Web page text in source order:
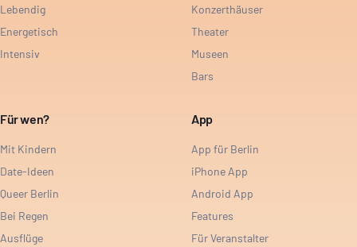
Lebendig
Energetisch
Intensiv
Konzerthäuser
Theater
Museen
Bars
Für wen?
Mit Kindern
Date-Ideen
Queer Berlin
Bei Regen
Ausflüge
App
App für Berlin
iPhone App
Android App
Features
Für Veranstalter